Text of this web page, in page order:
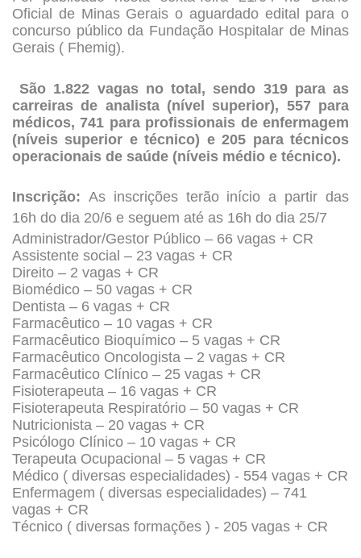
Oficial de Minas Gerais o aguardado edital para o
concurso público da Fundação Hospitalar de Minas
Gerais ( Fhemig).
São 1.822 vagas no total, sendo 319 para as
carreiras de analista (nível superior), 557 para
médicos, 741 para profissionais de enfermagem
(níveis superior e técnico) e 205 para técnicos
operacionais de saúde (níveis médio e técnico).
Inscrição: As inscrições terão início a partir das
16h do dia 20/6 e seguem até as 16h do dia 25/7
Administrador/Gestor Público – 66 vagas + CR
Assistente social – 23 vagas + CR
Direito – 2 vagas + CR
Biomédico – 50 vagas + CR
Dentista – 6 vagas + CR
Farmacêutico – 10 vagas + CR
Farmacêutico Bioquímico – 5 vagas + CR
Farmacêutico Oncologista – 2 vagas + CR
Farmacêutico Clínico – 25 vagas + CR
Fisioterapeuta – 16 vagas + CR
Fisioterapeuta Respiratório – 50 vagas + CR
Nutricionista – 20 vagas + CR
Psicólogo Clínico – 10 vagas + CR
Terapeuta Ocupacional – 5 vagas + CR
Médico ( diversas especialidades) - 554 vagas + CR
Enfermagem ( diversas especialidades) – 741
vagas + CR
Técnico ( diversas formações ) - 205 vagas + CR